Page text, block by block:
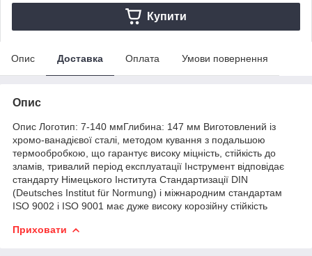
Купити
Опис Доставка Оплата Умови повернення
Опис
Опис Логотип: 7-140 ммГлибина: 147 мм Виготовлений із
хромо-ванадієвої сталі, методом кування з подальшою
термообробкою, що гарантує високу міцність, стійкість до
зламів, тривалий період експлуатації Інструмент відповідає
стандарту Німецького Інститута Стандартизації DIN
(Deutsches Institut für Normung) і міжнародним стандартам
ISO 9002 і ISO 9001 має дуже високу корозійну стійкість
Приховати